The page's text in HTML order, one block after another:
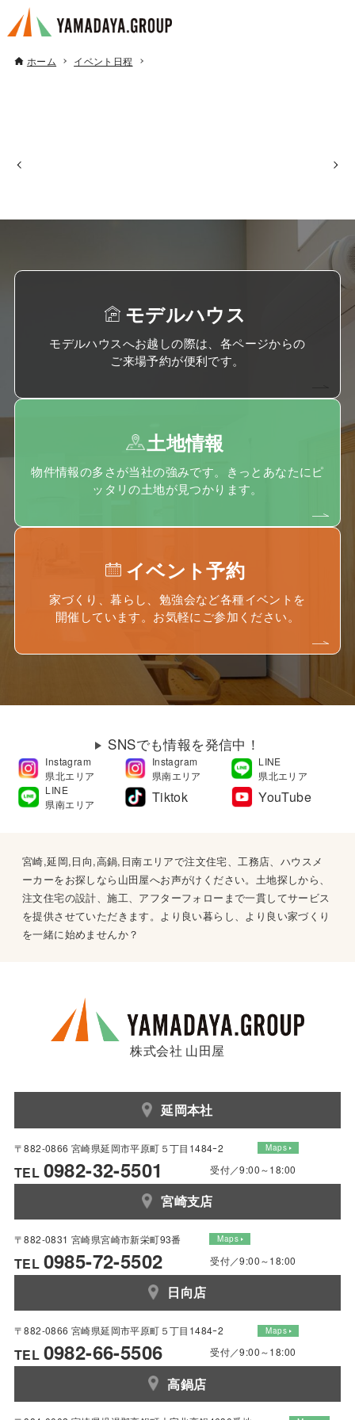
ホーム イベント日程
モデルハウス
モデルハウスへお越しの際は、各ページからの
ご来場予約が便利です。
土地情報
物件情報の多さが当社の強みです。きっとあなたにピ
ッタリの土地が見つかります。
イベント予約
家づくり、暮らし、勉強会など各種イベントを
開催しています。お気軽にご参加ください。
SNSでも情報を発信中！
Instagram
県北エリア
Instagram
県南エリア
LINE
県北エリア
LINE
県南エリア
Tiktok YouTube
宮崎,延岡,日向,高鍋,日南エリアで注文住宅、工務店、ハウスメ
ーカーをお探しなら山田屋へお声がけください。土地探しから、
注文住宅の設計、施工、アフターフォローまで一貫してサービス
を提供させていただきます。より良い暮らし、より良い家づくり
を一緒に始めませんか？
株式会社 山田屋
延岡本社
〒882-0866 宮崎県延岡市平原町５丁目1484ｰ2 Maps
TEL 0982-32-5501 受付／9:00～18:00
宮崎支店
〒882-0831 宮崎県宮崎市新栄町93番 Maps
TEL 0985-72-5502 受付／9:00～18:00
日向店
〒882-0866 宮崎県延岡市平原町５丁目1484ｰ2 Maps
TEL 0982-66-5506 受付／9:00～18:00
高鍋店